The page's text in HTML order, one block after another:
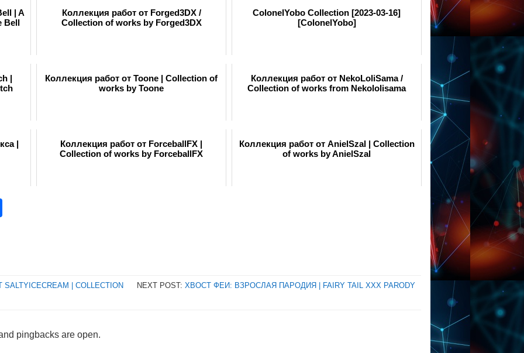
| A
Bell
Коллекция работ от Forged3DX /
Collection of works by Forged3DX
ColonelYobo Collection [2023-03-16]
[ColonelYobo]
|
Коллекция работ от Toone | Collection of
works by Toone
Коллекция работ от NekoLoliSama /
Collection of works from Nekololisama
|
Коллекция работ от ForceballFX |
Collection of works by ForceballFX
Коллекция работ от AnielSzal | Collection
of works by AnielSzal
| COLLECTION NEXT POST: ХВОСТ ФЕИ: ВЗРОСЛАЯ ПАРОДИЯ | FAIRY TAIL XXX PARODY
pingbacks are open.